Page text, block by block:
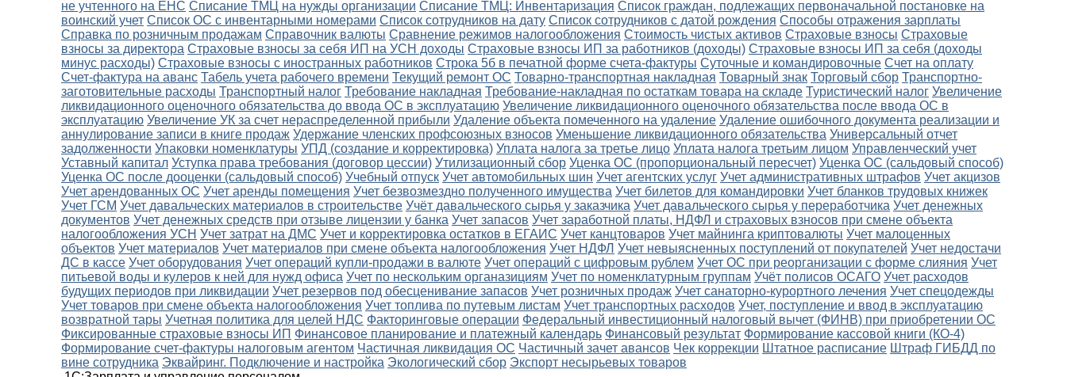
не учтенного на ЕНС Списание ТМЦ на нужды организации Списание ТМЦ: Инвентаризация Список граждан, подлежащих первоначальной постановке на
воинский учет Список ОС с инвентарными номерами Список сотрудников на дату Список сотрудников с датой рождения Способы отражения зарплаты
Справка по розничным продажам Справочник валюты Сравнение режимов налогообложения Стоимость чистых активов Страховые взносы Страховые
взносы за директора Страховые взносы за себя ИП на УСН доходы Страховые взносы ИП за работников (доходы) Страховые взносы ИП за себя (доходы
минус расходы) Страховые взносы с иностранных работников Строка 5б в печатной форме счета-фактуры Суточные и командировочные Счет на оплату
Счет-фактура на аванс Табель учета рабочего времени Текущий ремонт ОС Товарно-транспортная накладная Товарный знак Торговый сбор Транспортно-
заготовительные расходы Транспортный налог Требование накладная Требование-накладная по остаткам товара на складе Туристический налог Увеличение
ликвидационного оценочного обязательства до ввода ОС в эксплуатацию Увеличение ликвидационного оценочного обязательства после ввода ОС в
эксплуатацию Увеличение УК за счет нераспределенной прибыли Удаление объекта помеченного на удаление Удаление ошибочного документа реализации и
аннулирование записи в книге продаж Удержание членских профсоюзных взносов Уменьшение ликвидационного обязательства Универсальный отчет
задолженности Упаковки номенклатуры УПД (создание и корректировка) Уплата налога за третье лицо Уплата налога третьим лицом Управленческий учет
Уставный капитал Уступка права требования (договор цессии) Утилизационный сбор Уценка ОС (пропорциональный пересчет) Уценка ОС (сальдовый способ)
Уценка ОС после дооценки (сальдовый способ) Учебный отпуск Учет автомобильных шин Учет агентских услуг Учет административных штрафов Учет акцизов
Учет арендованных ОС Учет аренды помещения Учет безвозмездно полученного имущества Учет билетов для командировки Учет бланков трудовых книжек
Учет ГСМ Учет давальческих материалов в строительстве Учёт давальческого сырья у заказчика Учет давальческого сырья у переработчика Учет денежных
документов Учет денежных средств при отзыве лицензии у банка Учет запасов Учет заработной платы, НДФЛ и страховых взносов при смене объекта
налогообложения УСН Учет затрат на ДМС Учет и корректировка остатков в ЕГАИС Учет канцтоваров Учет майнинга криптовалюты Учет малоценных
объектов Учет материалов Учет материалов при смене объекта налогообложения Учет НДФЛ Учет невыясненных поступлений от покупателей Учет недостачи
ДС в кассе Учет оборудования Учет операций купли-продажи в валюте Учет операций с цифровым рублем Учет ОС при реорганизации с форме слияния Учет
питьевой воды и кулеров к ней для нужд офиса Учет по нескольким органазициям Учет по номенклатурным группам Учёт полисов ОСАГО Учет расходов
будущих периодов при ликвидации Учет резервов под обесценивание запасов Учет розничных продаж Учет санаторно-курортного лечения Учет спецодежды
Учет товаров при смене объекта налогообложения Учет топлива по путевым листам Учет транспортных расходов Учет, поступление и ввод в эксплуатацию
возвратной тары Учетная политика для целей НДС Факторинговые операции Федеральный инвестиционный налоговый вычет (ФИНВ) при приобретении ОС
Фиксированные страховые взносы ИП Финансовое планирование и платежный календарь Финансовый результат Формирование кассовой книги (КО-4)
Формирование счет-фактуры налоговым агентом Частичная ликвидация ОС Частичный зачет авансов Чек коррекции Штатное расписание Штраф ГИБДД по
вине сотрудника Эквайринг. Подключение и настройка Экологический сбор Экспорт несырьевых товаров